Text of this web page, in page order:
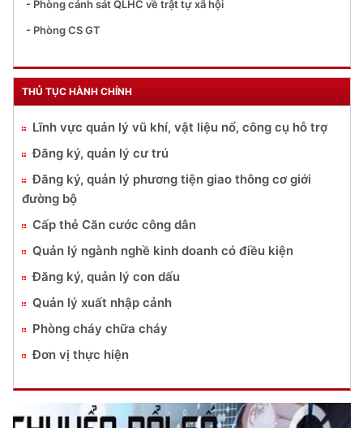
- Phòng cảnh sát QLHC về trật tự xã hội
- Phòng CS GT
THỦ TỤC HÀNH CHÍNH
Lĩnh vực quản lý vũ khí, vật liệu nổ, công cụ hỗ trợ
Đăng ký, quản lý cư trú
Đăng ký, quản lý phương tiện giao thông cơ giới
đường bộ
Cấp thẻ Căn cước công dân
Quản lý ngành nghề kinh doanh có điều kiện
Đăng ký, quản lý con dấu
Quản lý xuất nhập cảnh
Phòng cháy chữa cháy
Đơn vị thực hiện